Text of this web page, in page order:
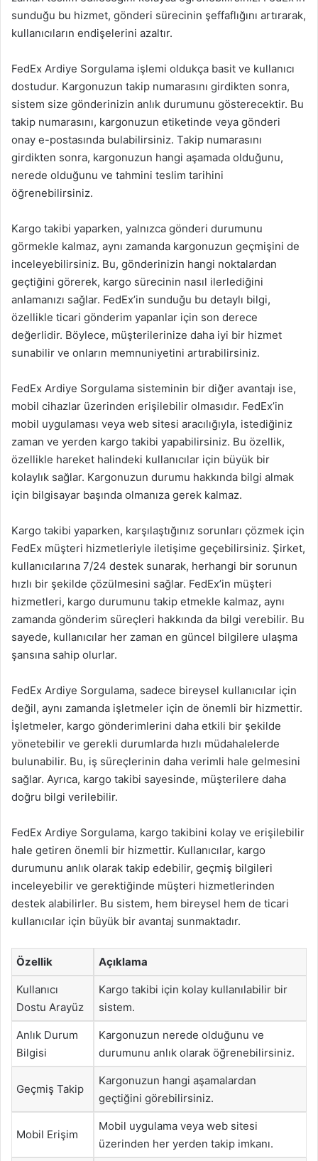
sunduğu bu hizmet, gönderi sürecinin şeffaflığını artırarak,
kullanıcıların endişelerini azaltır.
FedEx Ardiye Sorgulama işlemi oldukça basit ve kullanıcı
dostudur. Kargonuzun takip numarasını girdikten sonra,
sistem size gönderinizin anlık durumunu gösterecektir. Bu
takip numarasını, kargonuzun etiketinde veya gönderi
onay e-postasında bulabilirsiniz. Takip numarasını
girdikten sonra, kargonuzun hangi aşamada olduğunu,
nerede olduğunu ve tahmini teslim tarihini
öğrenebilirsiniz.
Kargo takibi yaparken, yalnızca gönderi durumunu
görmekle kalmaz, aynı zamanda kargonuzun geçmişini de
inceleyebilirsiniz. Bu, gönderinizin hangi noktalardan
geçtiğini görerek, kargo sürecinin nasıl ilerlediğini
anlamanızı sağlar. FedEx’in sunduğu bu detaylı bilgi,
özellikle ticari gönderim yapanlar için son derece
değerlidir. Böylece, müşterilerinize daha iyi bir hizmet
sunabilir ve onların memnuniyetini artırabilirsiniz.
FedEx Ardiye Sorgulama sisteminin bir diğer avantajı ise,
mobil cihazlar üzerinden erişilebilir olmasıdır. FedEx’in
mobil uygulaması veya web sitesi aracılığıyla, istediğiniz
zaman ve yerden kargo takibi yapabilirsiniz. Bu özellik,
özellikle hareket halindeki kullanıcılar için büyük bir
kolaylık sağlar. Kargonuzun durumu hakkında bilgi almak
için bilgisayar başında olmanıza gerek kalmaz.
Kargo takibi yaparken, karşılaştığınız sorunları çözmek için
FedEx müşteri hizmetleriyle iletişime geçebilirsiniz. Şirket,
kullanıcılarına 7/24 destek sunarak, herhangi bir sorunun
hızlı bir şekilde çözülmesini sağlar. FedEx’in müşteri
hizmetleri, kargo durumunu takip etmekle kalmaz, aynı
zamanda gönderim süreçleri hakkında da bilgi verebilir. Bu
sayede, kullanıcılar her zaman en güncel bilgilere ulaşma
şansına sahip olurlar.
FedEx Ardiye Sorgulama, sadece bireysel kullanıcılar için
değil, aynı zamanda işletmeler için de önemli bir hizmettir.
İşletmeler, kargo gönderimlerini daha etkili bir şekilde
yönetebilir ve gerekli durumlarda hızlı müdahalelerde
bulunabilir. Bu, iş süreçlerinin daha verimli hale gelmesini
sağlar. Ayrıca, kargo takibi sayesinde, müşterilere daha
doğru bilgi verilebilir.
FedEx Ardiye Sorgulama, kargo takibini kolay ve erişilebilir
hale getiren önemli bir hizmettir. Kullanıcılar, kargo
durumunu anlık olarak takip edebilir, geçmiş bilgileri
inceleyebilir ve gerektiğinde müşteri hizmetlerinden
destek alabilirler. Bu sistem, hem bireysel hem de ticari
kullanıcılar için büyük bir avantaj sunmaktadır.
Özellik Açıklama
Kullanıcı
Dostu Arayüz
Kargo takibi için kolay kullanılabilir bir
sistem.
Anlık Durum
Bilgisi
Kargonuzun nerede olduğunu ve
durumunu anlık olarak öğrenebilirsiniz.
Geçmiş Takip
Kargonuzun hangi aşamalardan
geçtiğini görebilirsiniz.
Mobil Erişim
Mobil uygulama veya web sitesi
üzerinden her yerden takip imkanı.